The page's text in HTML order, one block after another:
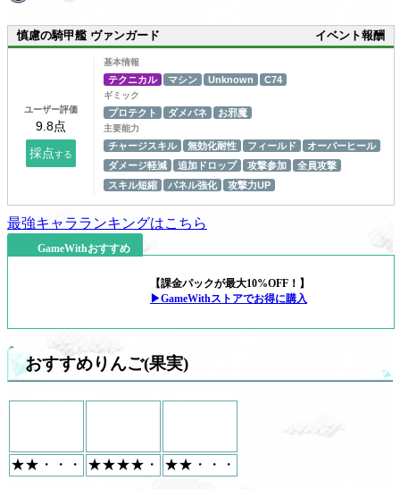
慎慮の騎甲艦 ヴァンガード イベント報酬
ユーザー評価
基本情報
テクニカル マシン Unknown C74
ギミック
プロテクト ダメパネ お邪魔
主要能力
チャージスキル 無効化耐性 フィールド
オーバーヒール
ダメージ軽減
追加ドロップ 攻撃参加
全員攻撃
スキル短縮
パネル強化 攻撃力UP
最強キャラランキングはこちら
GameWithおすすめ
【課金パックが最大10%OFF！】
▶GameWithストアでお得に購入
おすすめりんご(果実)
★★・・・ ★★★★・ ★★・・・